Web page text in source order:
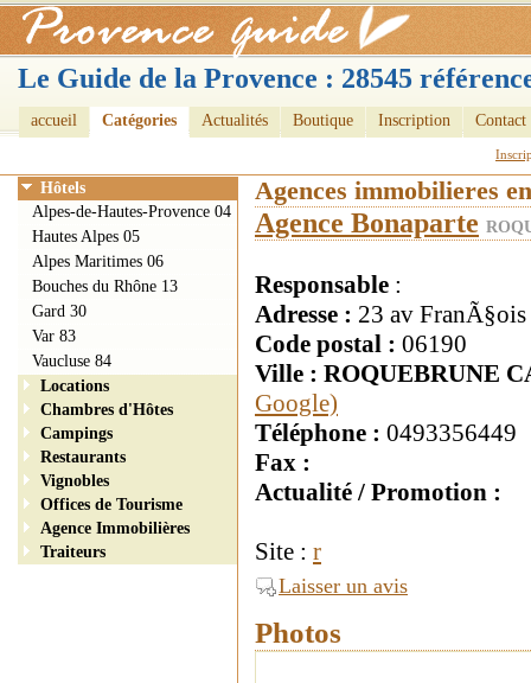
Le Guide de la Provence : 28545
accueil Catégories Actualités Boutique Inscription Contact
Agences immobilieres
Agence Bonaparte
Responsable :
Adresse : 23 av
Code postal : 06190
Ville : ROQUEBRUNE
Google)
Téléphone : 0493356449
Fax :
Actualité / Promotion :
Site : r
Laisser un avis
Photos
Hôtels
Alpes-de-Hautes-Provence 04
Hautes Alpes 05
Alpes Maritimes 06
Bouches du Rhône 13
Gard 30
Var 83
Vaucluse 84
Locations
Chambres d'Hôtes
Campings
Restaurants
Vignobles
Offices de Tourisme
Agence Immobilières
Traiteurs